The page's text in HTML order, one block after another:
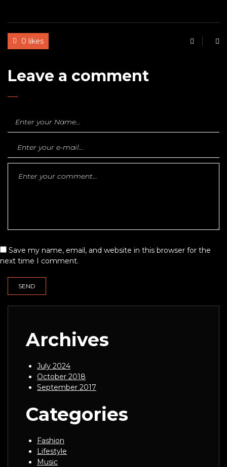
0 likes
Leave a comment
Save my name, email, and website in this browser for the
next time I comment.
Archives
July 2024
October 2018
September 2017
Categories
Fashion
Lifestyle
Music